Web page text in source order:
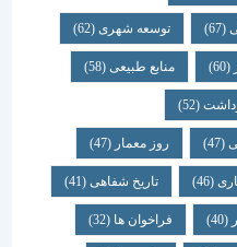
توسعه شهری(62)
منابع طبیعی(58)
روز معمار(47)
تاریخ شفاهی (41)
فراخوان ها (32)